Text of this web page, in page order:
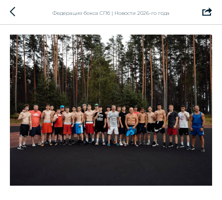
Федерация бокса СПб | Новости 2026-го года